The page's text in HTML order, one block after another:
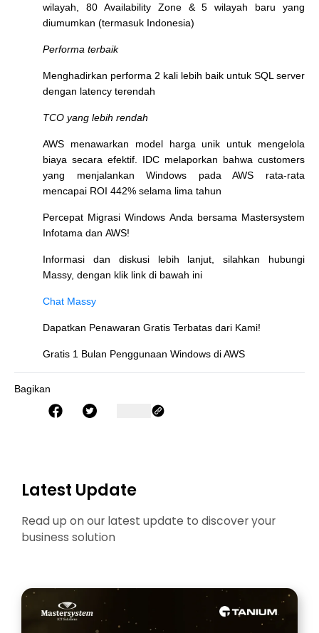
wilayah, 80 Availability Zone & 5 wilayah baru yang
diumumkan (termasuk Indonesia)
Performa terbaik
Menghadirkan performa 2 kali lebih baik untuk SQL server
dengan latency terendah
TCO yang lebih rendah
AWS menawarkan model harga unik untuk mengelola
biaya secara efektif. IDC melaporkan bahwa customers
yang menjalankan Windows pada AWS rata-rata
mencapai ROI 442% selama lima tahun
Percepat Migrasi Windows Anda bersama Mastersystem
Infotama dan AWS!
Informasi dan diskusi lebih lanjut, silahkan hubungi
Massy, dengan klik link di bawah ini
Chat Massy
Dapatkan Penawaran Gratis Terbatas dari Kami!
Gratis 1 Bulan Penggunaan Windows di AWS
Bagikan
Latest Update
Read up on our latest update to discover your
business solution